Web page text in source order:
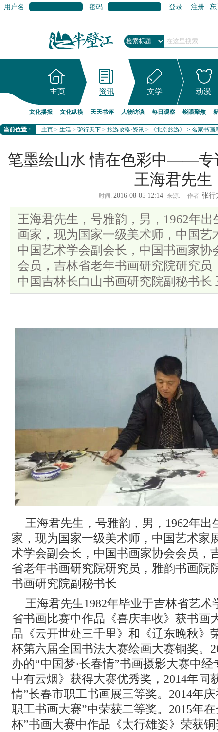
用户名: 密码: 登录 注册 忘
主页 资讯 文学 动漫
文化播报 文化纵横 天天书评 人物访谈 每日观察 锐眼聚焦
当前位置： 主页 > 生活 > 驴行天下 > 旅游攻略·资讯 > 《北京旅游》 > 名家书画
笔墨绘山水 情在色彩中——专
王海君先生
时间: 2016-08-05 12:14 来源: 作者: 张
王海君先生，号雅韵，男，1962年
画家，现为国家一级美术师，中国艺
中国艺术学会副会长，中国书画家协
会员，吉林省老年书画研究院研究员
中国吉林长白山书画研究院副秘书长
王海君先生，号雅韵，男，1962年
家，现为国家一级美术师，中国艺术家
术学会副会长，中国书画家协会会员，
省老年书画研究院研究员，雅韵书画院
书画研究院副秘书长
王海君先生1982年毕业于吉林省艺术
省书画比赛中作品《喜庆丰收》获书画
品《云开世处三千里》和《辽东晚秋》
杯第六届全国书法大赛绘画大赛铜奖。
办的“中国梦·长春情”书画摄影大赛中
中有云烟》获得大赛优秀奖，2014年同
情”长春市职工书画展三等奖。2014年
职工书画大赛”中荣获二等奖。2015年
杯”书画大赛中作品《太行雄姿》荣获